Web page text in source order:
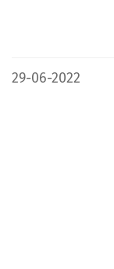
29-06-2022